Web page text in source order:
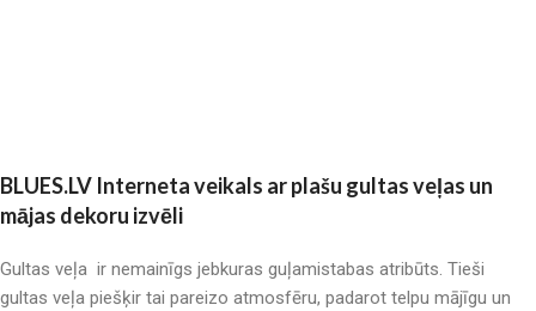
BLUES.LV Interneta veikals ar plašu gultas veļas un
mājas dekoru izvēli
Gultas veļa ir nemainīgs jebkuras guļamistabas atribūts. Tieši
gultas veļa piešķir tai pareizo atmosfēru, padarot telpu mājīgu un